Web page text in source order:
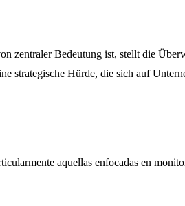
zentraler Bedeutung ist, stellt die
strategische Hürde, die sich auf
aquellas enfocadas en